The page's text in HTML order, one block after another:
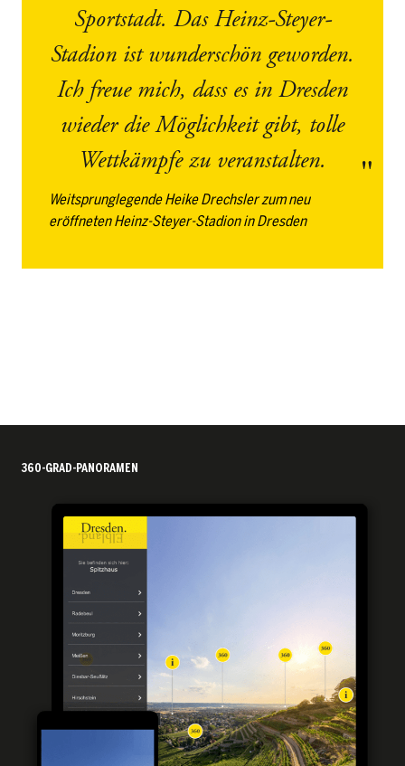
Sportstadt. Das Heinz-Steyer-
Stadion ist wunderschön geworden.
Ich freue mich, dass es in Dresden
wieder die Möglichkeit gibt, tolle
Wettkämpfe zu veranstalten.
Weitsprunglegende Heike Drechsler zum neu
eröffneten Heinz-Steyer-Stadion in Dresden
360-GRAD-PANORAMEN